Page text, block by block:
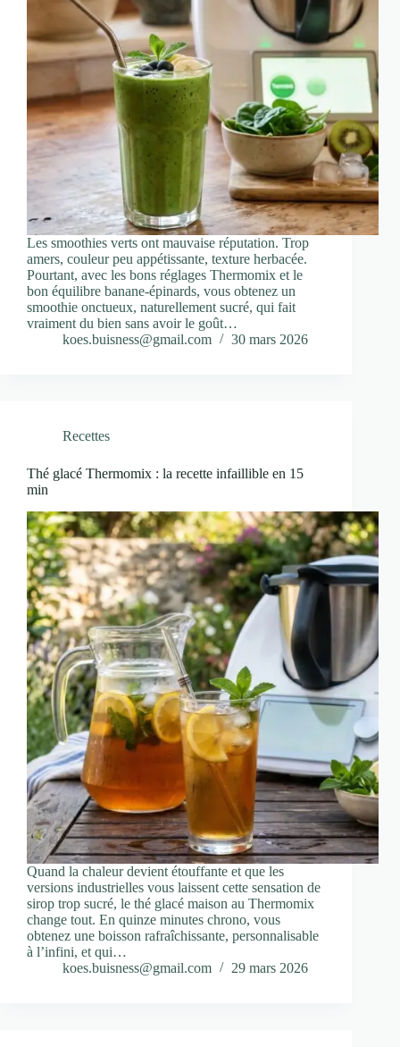
Les smoothies verts ont mauvaise réputation. Trop
amers, couleur peu appétissante, texture herbacée.
Pourtant, avec les bons réglages Thermomix et le
bon équilibre banane-épinards, vous obtenez un
smoothie onctueux, naturellement sucré, qui fait
vraiment du bien sans avoir le goût…
koes.buisness@gmail.com
30 mars 2026
Recettes
Thé glacé Thermomix : la recette infaillible en 15
min
Quand la chaleur devient étouffante et que les
versions industrielles vous laissent cette sensation de
sirop trop sucré, le thé glacé maison au Thermomix
change tout. En quinze minutes chrono, vous
obtenez une boisson rafraîchissante, personnalisable
à l’infini, et qui…
koes.buisness@gmail.com
29 mars 2026